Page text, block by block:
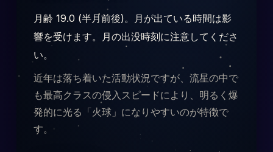
月齢 19.0 (半月前後)。月が出ている時間は影
響を受けます。月の出没時刻に注意してくださ
い。
近年は落ち着いた活動状況ですが、流星の中で
も最高クラスの侵入スピードにより、明るく爆
発的に光る「火球」になりやすいのが特徴で
す。